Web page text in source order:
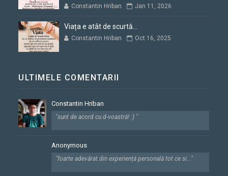
Constantin Hriban Jan 11, 2026
Viața e atât de scurtă...
Constantin Hriban Oct 16, 2025
ULTIMELE COMENTARII
Constantin Hriban
"sunt de acord cu d-voastră! :) "
Anonymous
"foarte adevărat.din experiență personală tot ce si..."